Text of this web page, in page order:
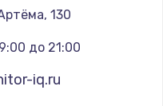
питания
130
до 21:00
iq.ru